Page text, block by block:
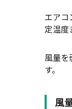
エアコ
定温度
風量を
す。
風